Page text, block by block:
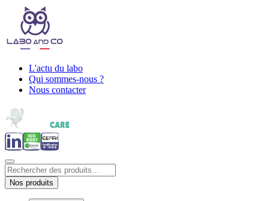
L'actu du labo
Qui sommes-nous ?
Nous contacter
Nos produits